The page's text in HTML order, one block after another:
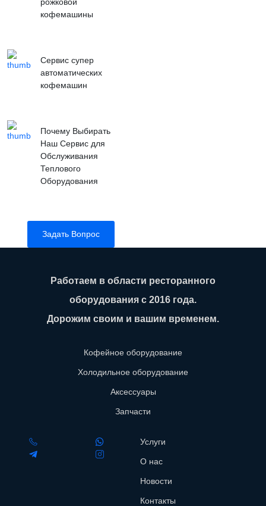
кофемашины
Сервис супер
автоматических
кофемашин
Почему Выбирать
Наш Сервис для
Обслуживания
Теплового
Оборудования
Задать Вопрос
Работаем в области ресторанного
оборудования с 2016 года.
Дорожим своим и вашим временем.
Кофейное оборудование
Холодильное оборудование
Аксессуары
Запчасти
Услуги
О нас
Новости
Контакты